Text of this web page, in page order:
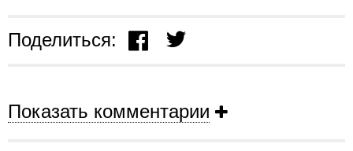
Поделиться:
Показать комментарии